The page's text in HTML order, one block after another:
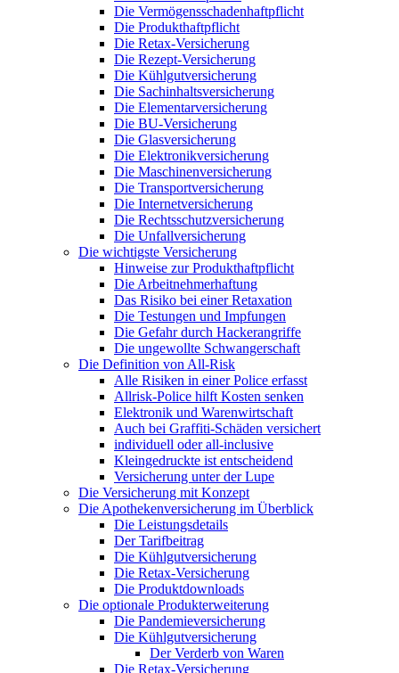
Die Vermögensschadenhaftpflicht
Die Produkthaftpflicht
Die Retax-Versicherung
Die Rezept-Versicherung
Die Kühlgutversicherung
Die Sachinhaltsversicherung
Die Elementarversicherung
Die BU-Versicherung
Die Glasversicherung
Die Elektronikversicherung
Die Maschinenversicherung
Die Transportversicherung
Die Internetversicherung
Die Rechtsschutzversicherung
Die Unfallversicherung
Die wichtigste Versicherung
Hinweise zur Produkthaftpflicht
Die Arbeitnehmerhaftung
Das Risiko bei einer Retaxation
Die Testungen und Impfungen
Die Gefahr durch Hackerangriffe
Die ungewollte Schwangerschaft
Die Definition von All-Risk
Alle Risiken in einer Police erfasst
Allrisk-Police hilft Kosten senken
Elektronik und Warenwirtschaft
Auch bei Graffiti-Schäden versichert
individuell oder all-inclusive
Kleingedruckte ist entscheidend
Versicherung unter der Lupe
Die Versicherung mit Konzept
Die Apothekenversicherung im Überblick
Die Leistungsdetails
Der Tarifbeitrag
Die Kühlgutversicherung
Die Retax-Versicherung
Die Produktdownloads
Die optionale Produkterweiterung
Die Pandemieversicherung
Die Kühlgutversicherung
Der Verderb von Waren
Die Retax-Versicherung